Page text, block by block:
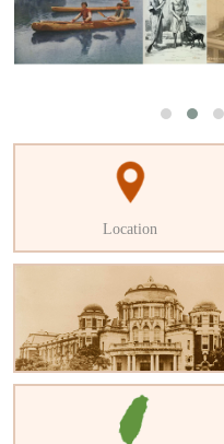
Location